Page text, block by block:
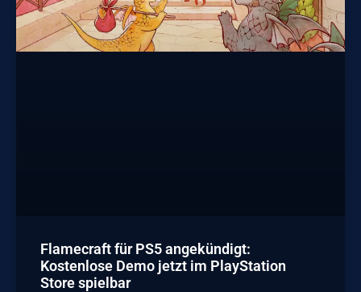
Flamecraft für PS5 angekündigt:
Kostenlose Demo jetzt im PlayStation
Store spielbar